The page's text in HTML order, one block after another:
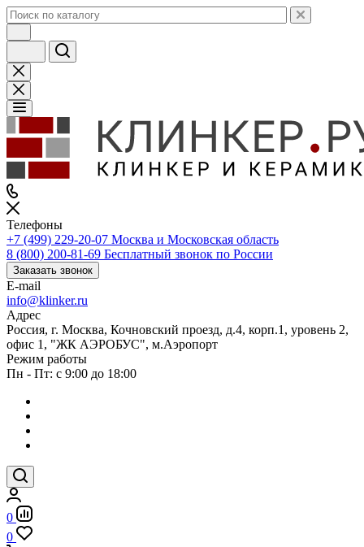
Телефоны
+7 (499) 229-20-07 Москва и Московская область
8 (800) 200-81-69 Бесплатный звонок по России
Заказать звонок
E-mail
info@klinker.ru
Адрес
Россия, г. Москва, Кочновский проезд, д.4, корп.1, уровень 2,
офис 1, "ЖК АЭРОБУС", м.Аэропорт
Режим работы
Пн - Пт: с 9:00 до 18:00
0
0